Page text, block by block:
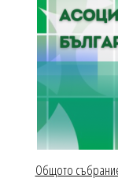
Общото